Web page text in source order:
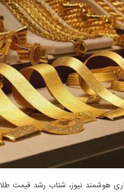
هوشمند نیوز، شتاب رشد قیمت